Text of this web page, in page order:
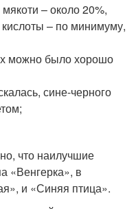
– около 20%,
– по минимуму,
можно было хорошо
сине-черного
что наилучшие
«Венгерка», в
и «Синяя птица».